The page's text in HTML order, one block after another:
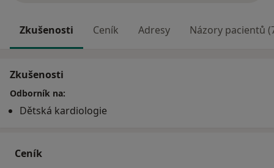
Zkušenosti Ceník Adresy Názory pacientů
Zkušenosti
Odborník na:
Dětská kardiologie
Ceník